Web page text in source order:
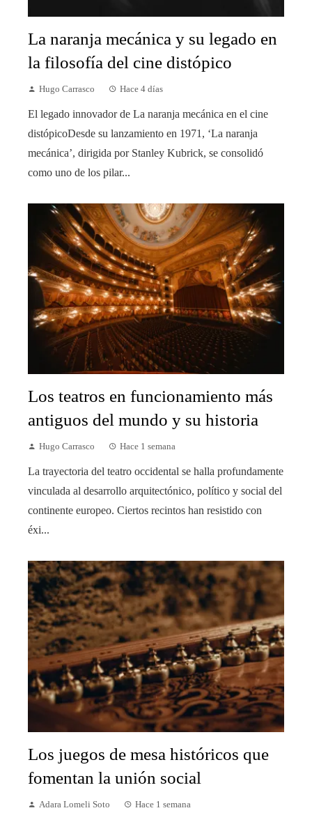
La naranja mecánica y su legado en
la filosofía del cine distópico
Hugo Carrasco Hace 4 días
El legado innovador de La naranja mecánica en el cine
distópicoDesde su lanzamiento en 1971, ‘La naranja
mecánica’, dirigida por Stanley Kubrick, se consolidó
como uno de los pilar...
Los teatros en funcionamiento más
antiguos del mundo y su historia
Hugo Carrasco Hace 1 semana
La trayectoria del teatro occidental se halla profundamente
vinculada al desarrollo arquitectónico, político y social del
continente europeo. Ciertos recintos han resistido con
éxi...
Los juegos de mesa históricos que
fomentan la unión social
Adara Lomeli Soto Hace 1 semana